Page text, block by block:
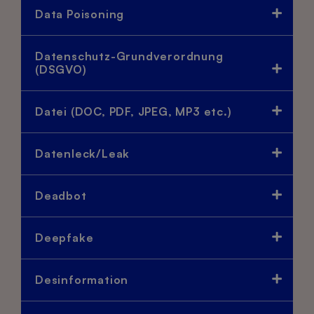
Data Poisoning
Datenschutz-Grundverordnung
(DSGVO)
Datei (DOC, PDF, JPEG, MP3 etc.)
Datenleck/Leak
Deadbot
Deepfake
Desinformation